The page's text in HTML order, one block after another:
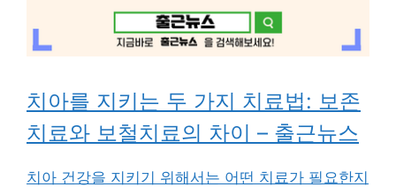
치아를 지키는 두 가지 치료법: 보존
치료와 보철치료의 차이 – 출근뉴스
치아 건강을 지키기 위해서는 어떤 치료가 필요한지